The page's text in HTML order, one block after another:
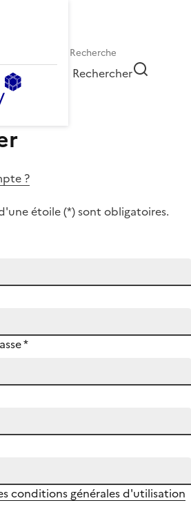
Rechercher
?
étoile (*) sont obligatoires.
*
conditions générales d'utilisation